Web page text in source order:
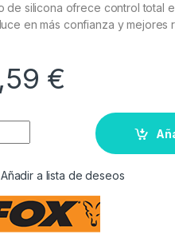
de silicona ofrece control total
en más confianza y mejores
€
Añadir a lista de deseos